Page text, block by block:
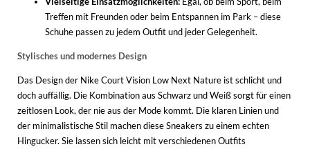
Treffen mit Freunden oder beim Entspannen im Park – diese
Schuhe passen zu jedem Outfit und jeder Gelegenheit.
Stylisches und modernes Design
Das Design der Nike Court Vision Low Next Nature ist schlicht und
doch auffällig. Die Kombination aus Schwarz und Weiß sorgt für einen
zeitlosen Look, der nie aus der Mode kommt. Die klaren Linien und
der minimalistische Stil machen diese Sneakers zu einem echten
Hingucker. Sie lassen sich leicht mit verschiedenen Outfits